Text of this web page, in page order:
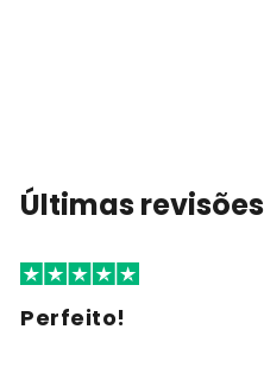
Últimas revisões
Perfeito!